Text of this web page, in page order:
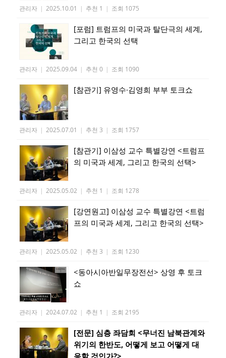
관리자 | 2025.10.01 | 추천 1 | 조회 1075
[포럼] 트럼프의 미국과 탈단극의 세계,
그리고 한국의 선택
관리자 | 2025.09.04 | 추천 0 | 조회 1090
[참관기] 유영수·김영희 부부 토크쇼
관리자 | 2025.07.01 | 추천 3 | 조회 1757
[참관기] 이삼성 교수 특별강연 <트럼프
의 미국과 세계, 그리고 한국의 선택>
관리자 | 2025.05.02 | 추천 1 | 조회 1278
[강연원고] 이삼성 교수 특별강연 <트럼
프의 미국과 세계, 그리고 한국의 선택>
관리자 | 2025.05.02 | 추천 3 | 조회 1230
<동아시아반일무장전선> 상영 후 토크
쇼
관리자 | 2024.07.02 | 추천 1 | 조회 2195
[전문] 심층 좌담회 <무너진 남북관계와
위기의 한반도, 어떻게 보고 어떻게 대
응할 것인가?>